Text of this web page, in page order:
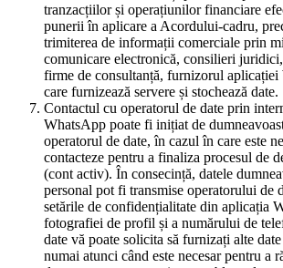
tranzacțiilor și operațiunilor financiare
punerii în aplicare a Acordului-cadru,
trimiterea de informații comerciale prin
comunicare electronică, consilieri
firme de consultanță, furnizorul
care furnizează servere și stochează date.
Contactul cu operatorul de date prin
WhatsApp poate fi inițiat de
operatorul de date, în cazul în care este
contacteze pentru a finaliza procesul de
(cont activ). În consecință, datele
personal pot fi transmise operatorului de
setările de confidențialitate din aplicația
fotografiei de profil și a numărului de
date vă poate solicita să furnizați alte
numai atunci când este necesar pentru a